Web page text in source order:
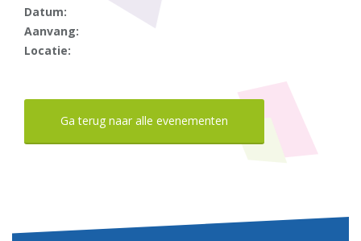
Datum:
Aanvang:
Locatie:
Ga terug naar alle evenementen